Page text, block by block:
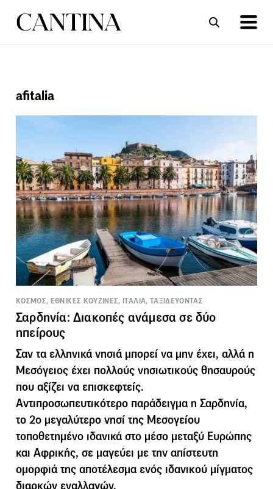
afitalia
KΟΣΜΟΣ, ΕΘΝΙΚΕΣ ΚΟΥΖΙΝΕΣ, ΙΤΑΛΙΑ, ΤΑΞΙΔΕΥΟΝΤΑΣ
Σαρδηνία: Διακοπές ανάμεσα σε δύο
ηπείρους
Σαν τα ελληνικά νησιά μπορεί να μην έχει, αλλά η
Μεσόγειος έχει πολλούς νησιωτικούς θησαυρούς
που αξίζει να επισκεφτείς.
Αντιπροσωπευτικότερο παράδειγμα η Σαρδηνία,
το 2ο μεγαλύτερο νησί της Μεσογείου
τοποθετημένο ιδανικά στο μέσο μεταξύ Ευρώπης
και Αφρικής, σε μαγεύει με την απίστευτη
ομορφιά της αποτέλεσμα ενός ιδανικού μίγματος
διαρκών εναλλαγών.